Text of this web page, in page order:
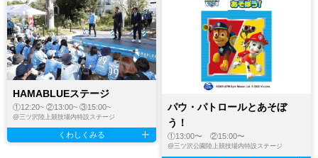
HAMABLUEステージ
①12:20~ ②13:00~ ③15:00~
@三ツ沢陸上競技場内特設ステージ
くわしくみる
パウ・パトロールとあそぼ
う！
①13:00〜 ②15:00〜
@三ツ沢公園陸上競技場内特設ステージ